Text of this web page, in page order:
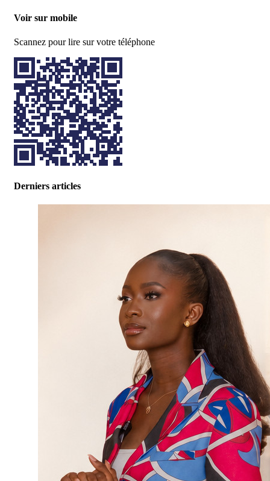
Voir sur mobile
Scannez pour lire sur votre téléphone
Derniers articles